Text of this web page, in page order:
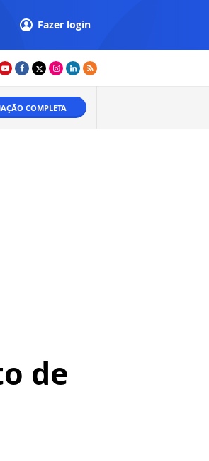
Fazer login
COMPLETA
de